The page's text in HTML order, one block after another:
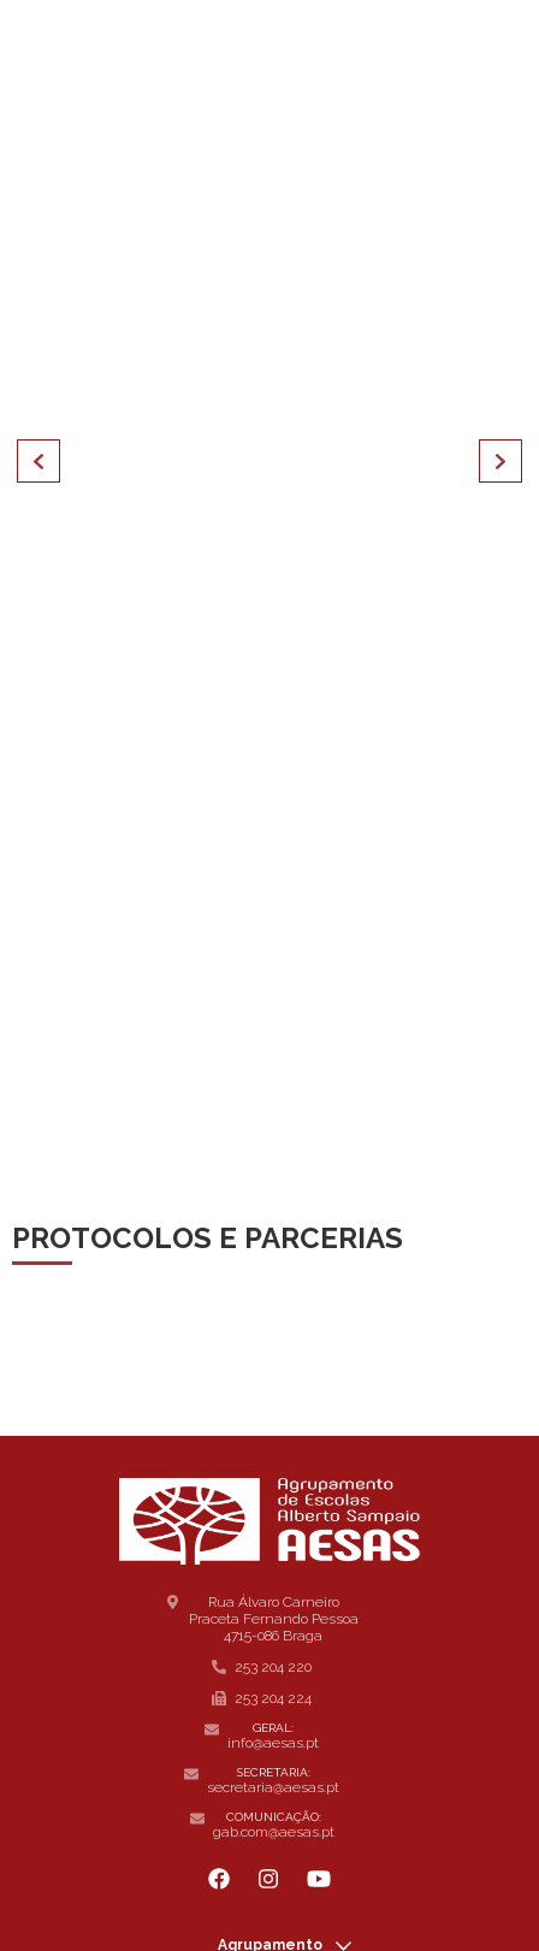
PROTOCOLOS E PARCERIAS
Rua Álvaro Carneiro
Praceta Fernando Pessoa
4715-086 Braga
253 204 220
253 204 224
GERAL:
info@aesas.pt
SECRETARIA:
secretaria@aesas.pt
COMUNICAÇÃO:
gab.com@aesas.pt
Agrupamento